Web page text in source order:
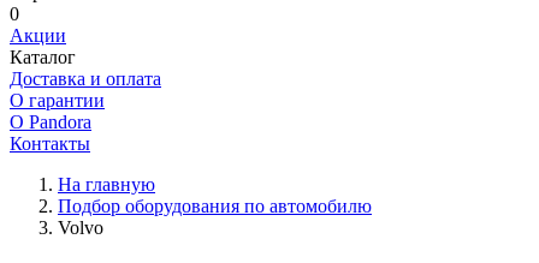
0
Акции
Каталог
Доставка и оплата
О гарантии
О Pandora
Контакты
На главную
Подбор оборудования по автомобилю
Volvo